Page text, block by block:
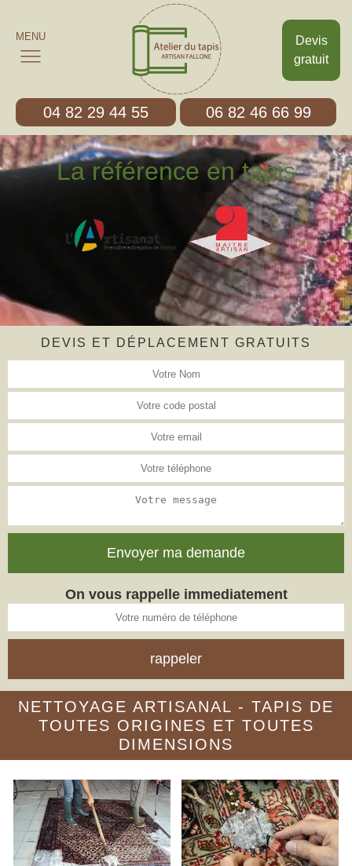
Devis
gratuit
MENU
04 82 29 44 55 06 82 46 66 99
La référence en tapis
DEVIS ET DÉPLACEMENT GRATUITS
On vous rappelle immediatement
NETTOYAGE ARTISANAL - TAPIS DE
TOUTES ORIGINES ET TOUTES
DIMENSIONS